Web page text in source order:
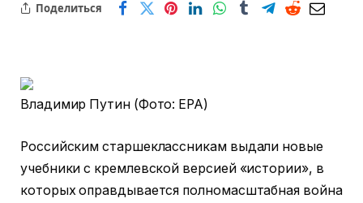
Поделиться
Владимир Путин (Фото: EPA)
Российским старшеклассникам выдали новые
учебники с кремлевской версией «истории», в
которых оправдывается полномасштабная война